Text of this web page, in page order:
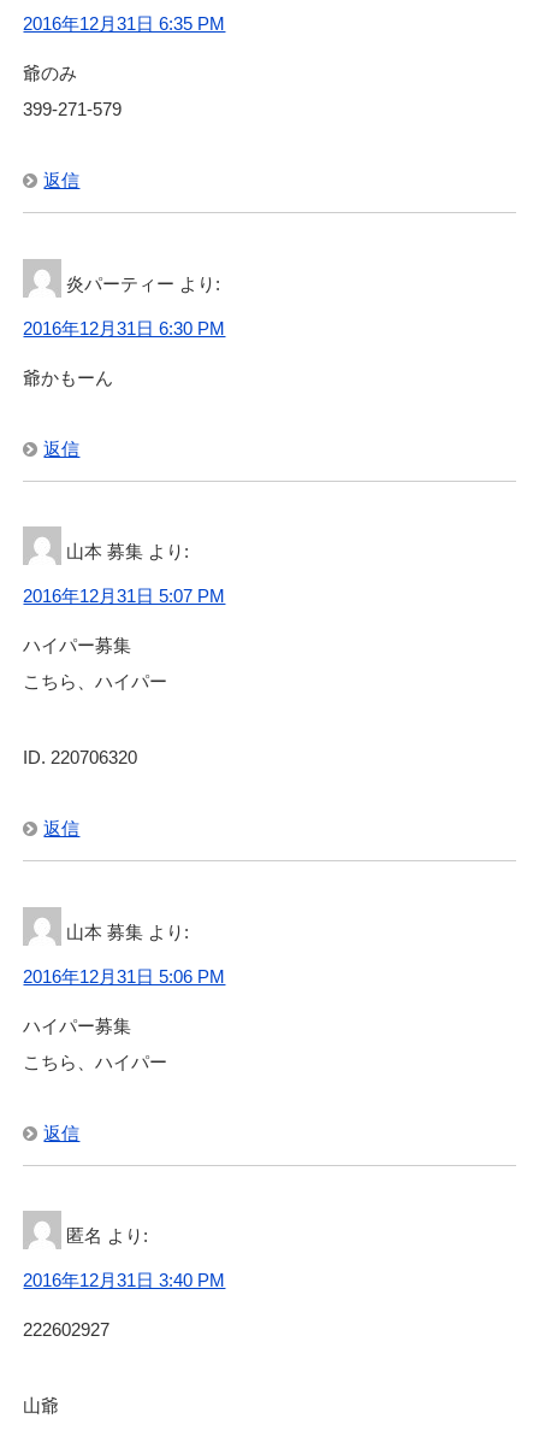
2016年12月31日 6:35 PM
爺のみ
399-271-579
返信
炎パーティー より:
2016年12月31日 6:30 PM
爺かもーん
返信
山本 募集 より:
2016年12月31日 5:07 PM
ハイパー募集
こちら、ハイパー
ID. 220706320
返信
山本 募集 より:
2016年12月31日 5:06 PM
ハイパー募集
こちら、ハイパー
返信
匿名 より:
2016年12月31日 3:40 PM
222602927
山爺